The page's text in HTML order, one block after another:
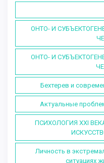
ОНТО- И
ОНТО- И
Бехтерев и
Актуальные
ПСИХОЛОГИЯ XXI
Личность в
ситуациях